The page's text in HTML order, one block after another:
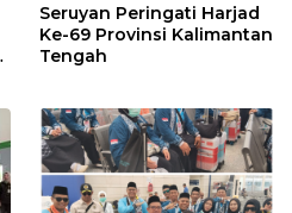
Seruyan Peringati Harjad
Ke-69 Provinsi Kalimantan
Tengah